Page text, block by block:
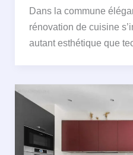
Dans la commune
rénovation de cuisine
autant esthétique que